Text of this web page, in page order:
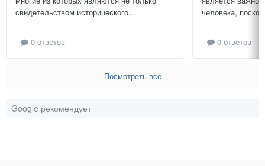
свидетельством исторического...
0 ответов
человека,
0 ответов
Посмотреть всё
Google рекомендует